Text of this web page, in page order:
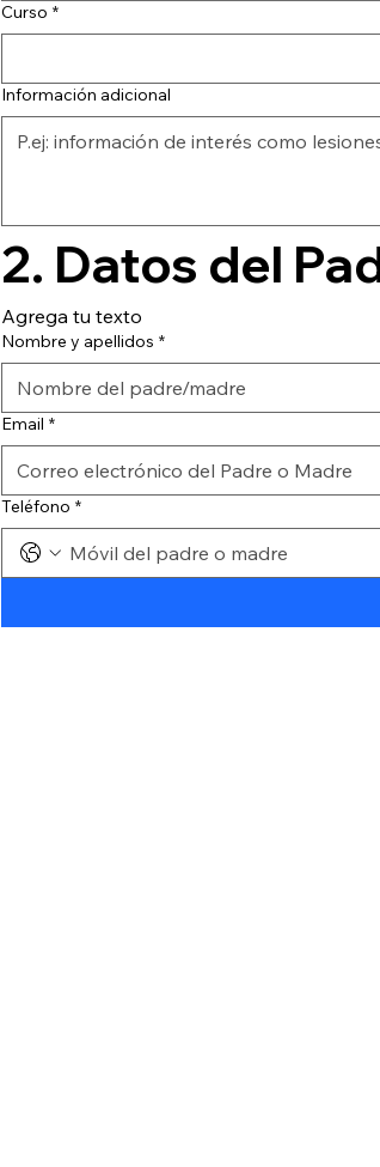
Curso *
Información adicional
Agrega tu texto
Nombre y apellidos *
Email *
Teléfono *